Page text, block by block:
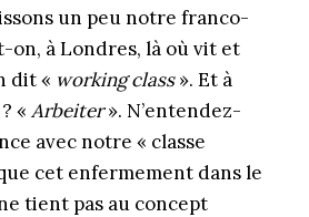
un peu notre franco-
on, à Londres, là où vit et
dit « working class». Et à
« Arbeiter». N’entendez-
avec notre « classe
cet enfermement dans le
tient pas au concept